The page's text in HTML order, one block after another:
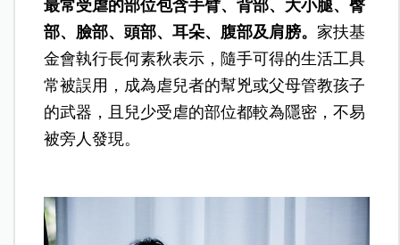
最常受虐的部位包含手臂、背部、大小腿、臀
部、臉部、頭部、耳朵、腹部及肩膀。 家扶基
金會執行長何素秋表示，隨手可得的生活工具
常被誤用，成為虐兒者的幫兇或父母管教孩子
的武器，且兒少受虐的部位都較為隱密，不易
被旁人發現。